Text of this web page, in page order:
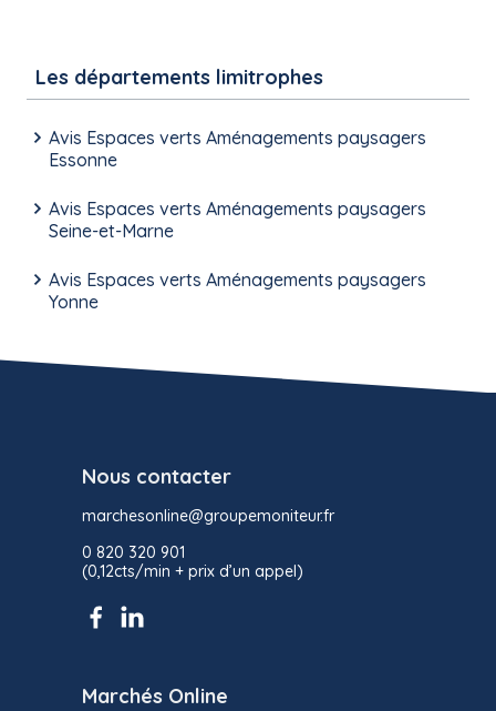
Les départements limitrophes
Avis Espaces verts Aménagements paysagers
Essonne
Avis Espaces verts Aménagements paysagers
Seine-et-Marne
Avis Espaces verts Aménagements paysagers
Yonne
Nous contacter
marchesonline@groupemoniteur.fr
0 820 320 901
(0,12cts/min + prix d’un appel)
Marchés Online